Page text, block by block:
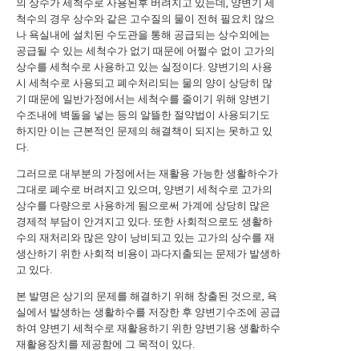
의 상수가 세척수로 사용된후 버려지고 있는데, 양변기 세
척수의 경우 상수와 같은 고수질의 물이 전혀 필요치 않으
나 욕실내에 설치된 수도관을 통해 공급되는 상수외에는
공급될 수 있는 세척수가 없기 때문에 어쩔수 없이 고가의
상수를 세척수로 사용하고 있는 실정이다. 양변기의 사용
시 세척수로 사용되고 폐수처리되는 물의 양이 상당히 많
기 때문에 일반가정에서는 세척수를 줄이기 위해 양변기
수조내에 벽돌을 넣는 등의 알뜰한 절약법이 사용되기도
하지만 이는 근본적인 문제의 해결책이 되지는 못하고 있
다.
그러므로 대부분의 가정에서는 재활용 가능한 생활하수가
그대로 폐수로 버려지고 있으며, 양변기 세척수로 고가의
상수를 다량으로 사용하게 됨으로써 가계에 상당히 많은
경제적 부담이 안겨지고 있다. 또한 사회적으로도 생활하
수의 재처리와 많은 양이 낭비되고 있는 고가의 상수를 재
생산하기 위한 사회적 비용이 과다지출되는 문제가 발생하
고 있다.
본 발명은 상기의 문제를 해결하기 위해 창출된 것으로, 욕
실에서 발생하는 생활하수를 저장한 후 양변기수조에 공급
하여 양변기 세척수로 재활용하기 위한 양변기용 생활하수
재활용장치를 제공함에 그 목적이 있다.